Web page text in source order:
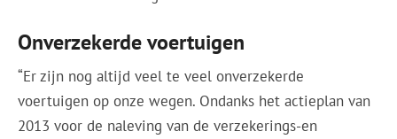
Onverzekerde voertuigen
“Er zijn nog altijd veel te veel onverzekerde
voertuigen op onze wegen. Ondanks het actieplan van
2013 voor de naleving van de verzekerings-en